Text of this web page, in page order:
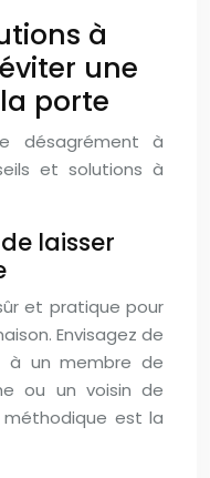
à
une
porte
désagrément à
et solutions à
laisser
et pratique pour
Envisagez de
à un membre de
ou un voisin de
méthodique est la